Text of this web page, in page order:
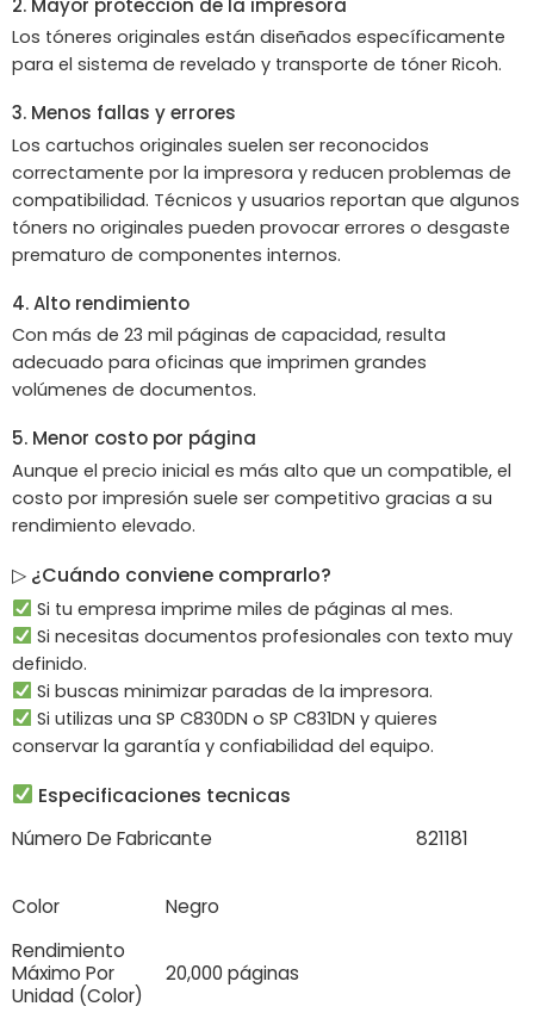
Los tóneres originales están diseñados específicamente
para el sistema de revelado y transporte de tóner Ricoh.
3. Menos fallas y errores
Los cartuchos originales suelen ser reconocidos
correctamente por la impresora y reducen problemas de
compatibilidad. Técnicos y usuarios reportan que algunos
tóners no originales pueden provocar errores o desgaste
prematuro de componentes internos.
4. Alto rendimiento
Con más de 23 mil páginas de capacidad, resulta
adecuado para oficinas que imprimen grandes
volúmenes de documentos.
5. Menor costo por página
Aunque el precio inicial es más alto que un compatible, el
costo por impresión suele ser competitivo gracias a su
rendimiento elevado.
▷ ¿Cuándo conviene comprarlo?
Si tu empresa imprime miles de páginas al mes.
Si necesitas documentos profesionales con texto muy
definido.
Si buscas minimizar paradas de la impresora.
Si utilizas una SP C830DN o SP C831DN y quieres
conservar la garantía y confiabilidad del equipo.
Especificaciones tecnicas
Número De Fabricante 821181
Color
Negro
Rendimiento
Máximo Por
Unidad (Color)
20,000 páginas